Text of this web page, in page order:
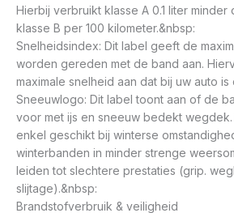
Hierbij verbruikt klasse A 0.1 liter
klasse B per 100 kilometer.&nbsp:
Snelheidsindex: Dit label geeft de
worden gereden met de band aan.
maximale snelheid aan dat bij uw auto
Sneeuwlogo: Dit label toont aan of de
voor met ijs en sneeuw bedekt
enkel geschikt bij winterse
winterbanden in minder strenge
leiden tot slechtere prestaties (grip.
slijtage).&nbsp:
Brandstofverbruik & veiligheid